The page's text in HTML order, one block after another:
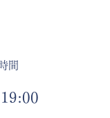
間